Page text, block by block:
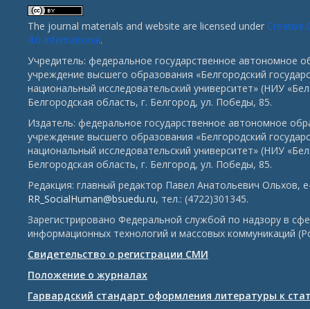
The journal materials and website are licensed under Creative
4.0 International.
Учредитель: федеральное государственное автономное
учреждение высшего образования «Белгородский
национальный исследовательский университет» (НИУ
Белгородская область, г. Белгород, ул. Победы, 85.
Издатель: федеральное государственное автономное
учреждение высшего образования «Белгородский
национальный исследовательский университет» (НИУ
Белгородская область, г. Белгород, ул. Победы, 85.
Редакция: главный редактор Павел Анатольевич Ольхов,
RR_SocialHuman@bsuedu.ru, тел.: (4722)301345.
Зарегистрировано Федеральной службой по надзору в
информационных технологий и массовых коммуникаций
Свидетельство о регистрации СМИ
Положение о журналах
Гарвардский стандарт оформления литературы к